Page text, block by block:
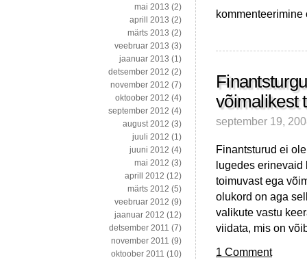
Müüntide
sientoloogide
ja
Obama
elu
muutumiseni
võimalikest
september 19,
Finantsturud ei
lugedes erinevaid
toimuvast ega
olukord on aga
valikute vastu
viidata, mis on
1 Comment
mai 2013 (2)
aprill 2013 (2)
märts 2013 (2)
veebruar 2013 (3)
jaanuar 2013 (1)
detsember 2012 (2)
november 2012 (7)
oktoober 2012 (4)
september 2012 (4)
august 2012 (3)
juuli 2012 (1)
juuni 2012 (4)
mai 2012 (3)
aprill 2012 (12)
märts 2012 (5)
veebruar 2012 (9)
jaanuar 2012 (12)
detsember 2011 (7)
november 2011 (9)
oktoober 2011 (10)